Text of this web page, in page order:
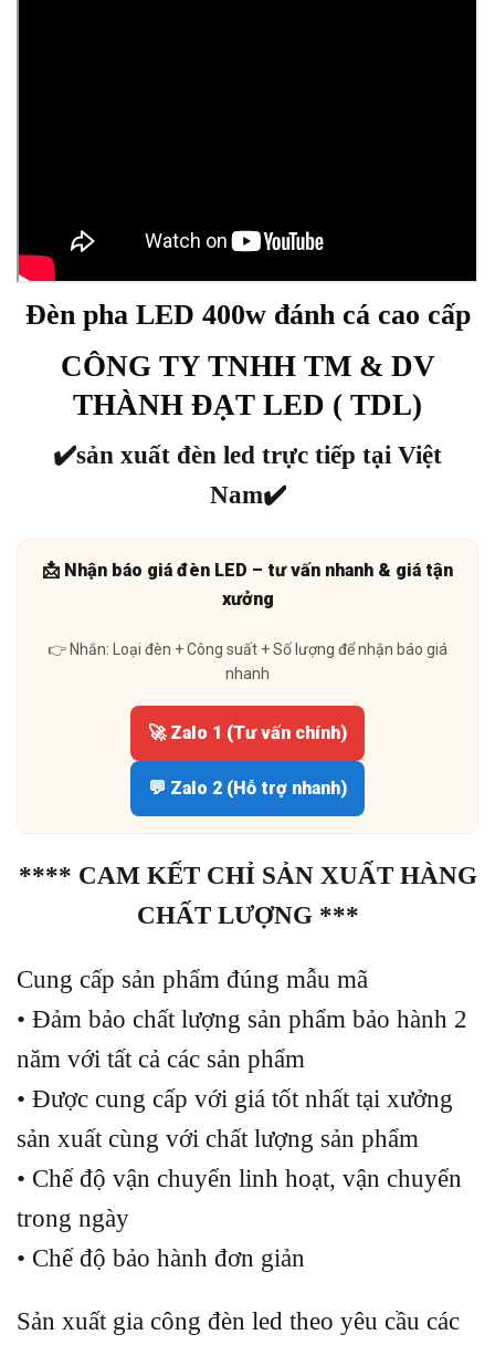
Đèn pha LED 400w đánh cá cao cấp
CÔNG TY TNHH TM & DV
THÀNH ĐẠT LED ( TDL)
✔️sản xuất đèn led trực tiếp tại Việt
Nam✔️
📩 Nhận báo giá đèn LED – tư vấn nhanh & giá tận
xưởng
👉 Nhắn: Loại đèn + Công suất + Số lượng để nhận báo giá
nhanh
🚀 Zalo 1 (Tư vấn chính)
💬 Zalo 2 (Hỗ trợ nhanh)
**** CAM KẾT CHỈ SẢN XUẤT HÀNG
CHẤT LƯỢNG ***
Cung cấp sản phẩm đúng mẫu mã
• Đảm bảo chất lượng sản phẩm bảo hành 2
năm với tất cả các sản phẩm
• Được cung cấp với giá tốt nhất tại xưởng
sản xuất cùng với chất lượng sản phẩm
• Chế độ vận chuyển linh hoạt, vận chuyển
trong ngày
• Chế độ bảo hành đơn giản
Sản xuất gia công đèn led theo yêu cầu các